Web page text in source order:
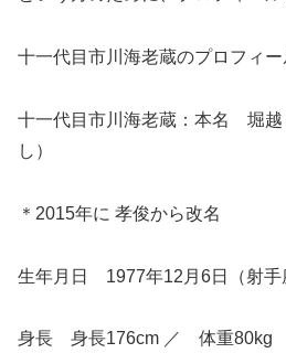
十一代目市川海老蔵のプロフィー
十一代目市川海老蔵：本名 堀越
し）
＊2015年に 孝俊から改名
生年月日 1977年12月6日（射手
身長 身長176cm ／ 体重80kg